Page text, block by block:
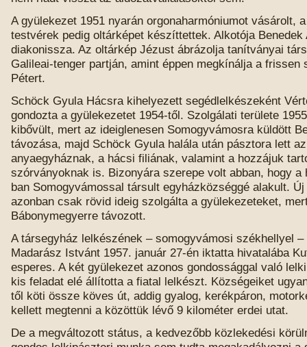
A gyülekezet 1951 nyarán orgonaharmóniumot vásárolt,
testvérek pedig oltárképet készíttettek. Alkotója Benedek
diakonissza. Az oltárkép Jézust ábrázolja tanítványai
Galileai-tenger partján, amint éppen megkínálja a frissen
Pétert.
Schöck Gyula Hácsra kihelyezett segédlelkészeként
gondozta a gyülekezetet 1954-től. Szolgálati területe
kibővült, mert az ideiglenesen Somogyvámosra küldött
távozása, majd Schöck Gyula halála után pásztora lett az
anyaegyháznak, a hácsi filiának, valamint a hozzájuk
szórványoknak is. Bizonyára szerepe volt abban, hogy a
ban Somogyvámossal társult egyházközséggé alakult.
azonban csak rövid ideig szolgálta a gyülekezeteket,
Bábonymegyerre távozott.
A társegyház lelkészének – somogyvámosi székhellyel
Madarász Istvánt 1957. január 27-én iktatta hivatalába
esperes. A két gyülekezet azonos gondossággal való
kis feladat elé állította a fiatal lelkészt. Községeiket
től köti össze köves út, addig gyalog, kerékpáron,
kellett megtenni a közöttük lévő 9 kilométer erdei utat.
De a megváltozott státus, a kedvezőbb közlekedési